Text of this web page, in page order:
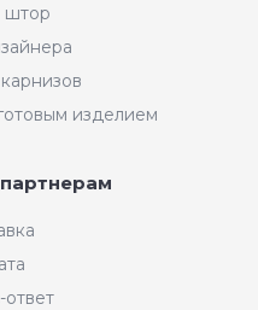
изделием